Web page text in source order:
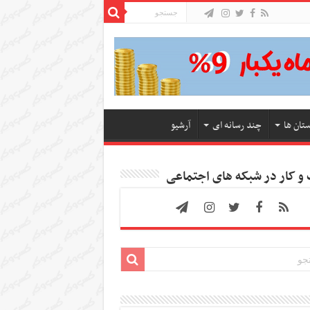
ها چند رسانه ای آرشیو
کار در شبکه های اجتماعی